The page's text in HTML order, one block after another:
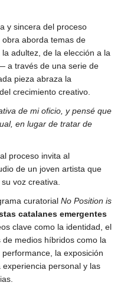
y sincera del proceso
aborda temas de
adultez, de la elección a la
a través de una serie de
pieza abraza la
crecimiento creativo.
de mi oficio, y pensé que
en lugar de tratar de
proceso invita al
de un joven artista que
voz creativa.
curatorial No Position is
catalanes emergentes
clave como la identidad, el
medios híbridos como la
la exposición
personal y las